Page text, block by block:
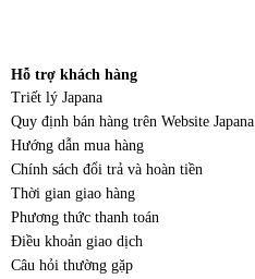
Hỗ trợ khách hàng
Triết lý Japana
Quy định bán hàng trên Website Japana
Hướng dẫn mua hàng
Chính sách đổi trả và hoàn tiền
Thời gian giao hàng
Phương thức thanh toán
Điều khoản giao dịch
Câu hỏi thường gặp